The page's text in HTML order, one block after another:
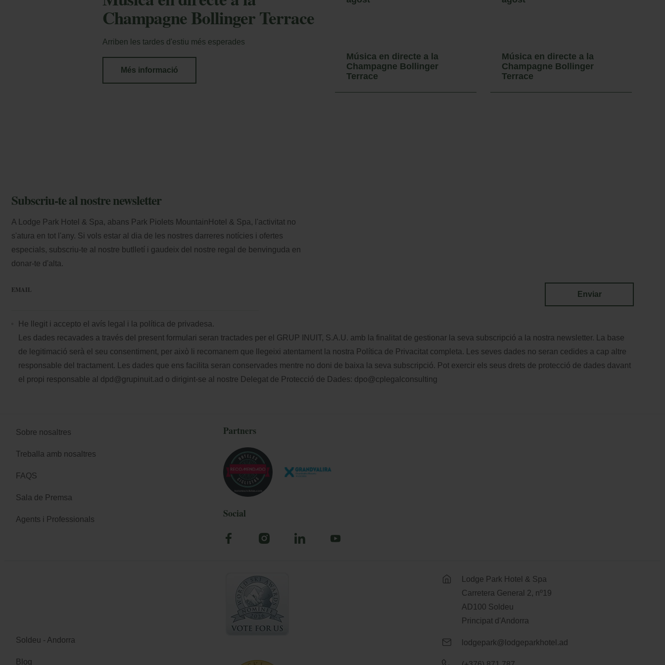
Champagne Bollinger Terrace
Arriben les tardes d'estiu més esperades
Més informació
Música en directe a la
Champagne Bollinger
Terrace
Música en directe a la
Champagne Bollinger
Terrace
Subscriu-te al nostre newsletter
A Lodge Park Hotel & Spa, abans Park Piolets MountainHotel & Spa, l'activitat no
s'atura en tot l'any. Si vols estar al dia de les nostres darreres notícies i ofertes
especials, subscriu-te al nostre butlletí i gaudeix del nostre regal de benvinguda en
donar-te d'alta.
EMAIL
Enviar
He llegit i accepto el avís legal i la política de privadesa.
Les dades recavades a través del present formulari seran tractades per el GRUP INUIT, S.A.U. amb la finalitat de gestionar la seva subscripció a la nostra newsletter. La base
de legitimació serà el seu consentiment, per això li recomanem que llegeixi atentament la nostra Política de Privacitat completa. Les seves dades no seran cedides a cap altre
responsable del tractament. Les dades que ens facilita seran conservades mentre no doni de baixa la seva subscripció. Pot exercir els seus drets de protecció de dades davant
el propi responsable al dpd@grupinuit.ad o dirigint-se al nostre Delegat de Protecció de Dades: dpo@cplegalconsulting
Sobre nosaltres
Treballa amb nosaltres
FAQS
Sala de Premsa
Agents i Professionals
Partners
Social
Soldeu - Andorra
Blog
Lodge Park Hotel & Spa
Carretera General 2, nº19
AD100 Soldeu
Principat d'Andorra
lodgepark@lodgeparkhotel.ad